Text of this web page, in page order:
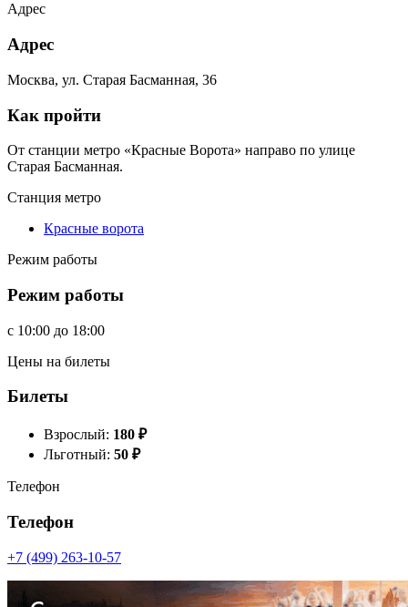
Адрес
Адрес
Москва, ул. Старая Басманная, 36
Как пройти
От станции метро «Красные Ворота» направо по улице
Старая Басманная.
Станция метро
Красные ворота
Режим работы
Режим работы
c 10:00 до 18:00
Цены на билеты
Билеты
Взрослый: 180 ₽
Льготный: 50 ₽
Телефон
Телефон
+7 (499) 263-10-57